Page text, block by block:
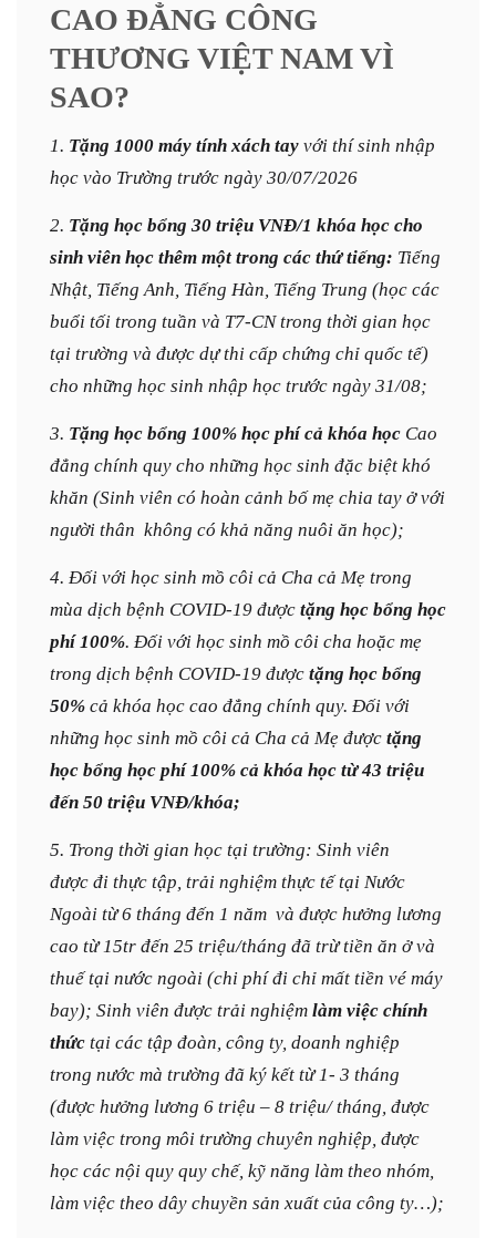
CAO ĐẲNG CÔNG
THƯƠNG VIỆT NAM VÌ
SAO?
1. Tặng 1000 máy tính xách tay với thí sinh nhập
học vào Trường trước ngày 30/07/2026
2. Tặng học bổng 30 triệu VNĐ/1 khóa học cho
sinh viên học thêm một trong các thứ tiếng: Tiếng
Nhật, Tiếng Anh, Tiếng Hàn, Tiếng Trung (học các
buổi tối trong tuần và T7-CN trong thời gian học
tại trường và được dự thi cấp chứng chỉ quốc tế)
cho những học sinh nhập học trước ngày 31/08;
3. Tặng học bổng 100% học phí cả khóa học Cao
đẳng chính quy cho những học sinh đặc biệt khó
khăn (Sinh viên có hoàn cảnh bố mẹ chia tay ở với
người thân không có khả năng nuôi ăn học);
4. Đối với học sinh mồ côi cả Cha cả Mẹ trong
mùa dịch bệnh COVID-19 được tặng học bổng học
phí 100%. Đối với học sinh mồ côi cha hoặc mẹ
trong dịch bệnh COVID-19 được tặng học bổng
50% cả khóa học cao đẳng chính quy. Đối với
những học sinh mồ côi cả Cha cả Mẹ được tặng
học bổng học phí 100% cả khóa học từ 43 triệu
đến 50 triệu VNĐ/khóa;
5. Trong thời gian học tại trường: Sinh viên
được đi thực tập, trải nghiệm thực tế tại Nước
Ngoài từ 6 tháng đến 1 năm và được hưởng lương
cao từ 15tr đến 25 triệu/tháng đã trừ tiền ăn ở và
thuế tại nước ngoài (chi phí đi chỉ mất tiền vé máy
bay); Sinh viên được trải nghiệm làm việc chính
thức tại các tập đoàn, công ty, doanh nghiệp
trong nước mà trường đã ký kết từ 1- 3 tháng
(được hưởng lương 6 triệu – 8 triệu/ tháng, được
làm việc trong môi trường chuyên nghiệp, được
học các nội quy quy chế, kỹ năng làm theo nhóm,
làm việc theo dây chuyền sản xuất của công ty…);